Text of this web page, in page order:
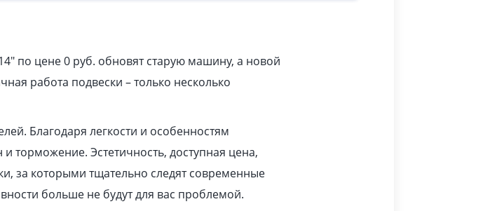
по цене 0 руб. обновят старую машину, а новой
работа подвески – только несколько
Благодаря легкости и особенностям
торможение. Эстетичность, доступная цена,
за которыми тщательно следят современные
больше не будут для вас проблемой.